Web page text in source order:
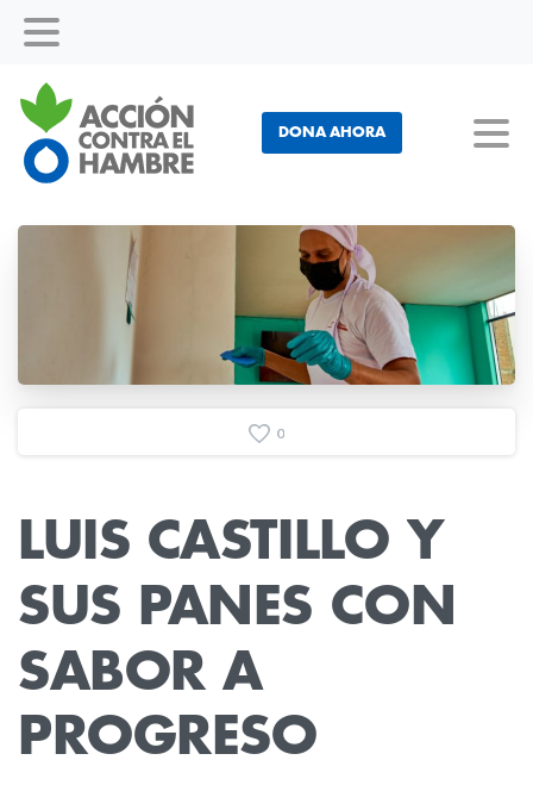
DONA AHORA
0
LUIS CASTILLO Y
SUS PANES CON
SABOR A
PROGRESO